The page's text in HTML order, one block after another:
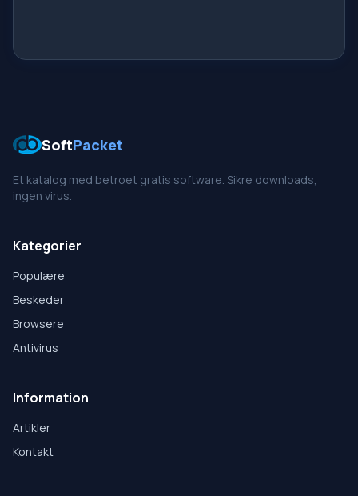
SoftPacket
Et katalog med betroet gratis software. Sikre downloads,
ingen virus.
Kategorier
Populære
Beskeder
Browsere
Antivirus
Information
Artikler
Kontakt